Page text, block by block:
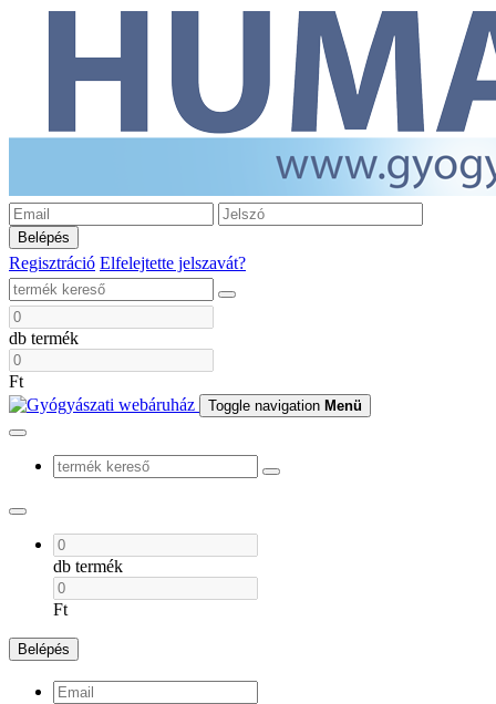
Belépés
Regisztráció Elfelejtette jelszavát?
db termék
Ft
Toggle navigation Menü
db termék
Ft
Belépés